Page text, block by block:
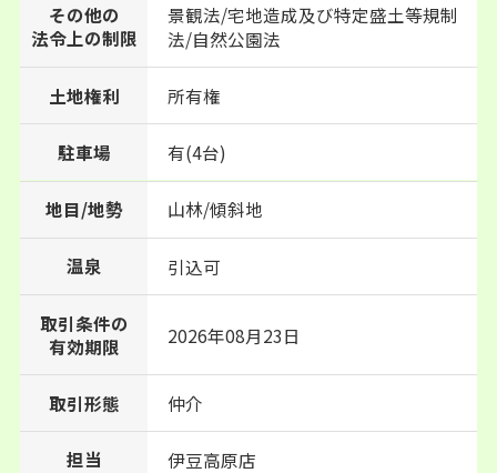
その他の
法令上の制限
景観法/宅地造成及び特定盛土等規制
法/自然公園法
土地権利 所有権
駐車場 有(4台)
地目/地勢 山林/傾斜地
温泉 引込可
取引条件の
有効期限
2026年08月23日
取引形態 仲介
担当 伊豆高原店